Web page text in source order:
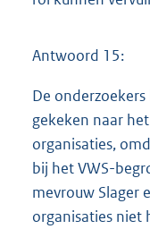
Antwoord 15:
De
gekeken naar
organisaties,
bij het VWS-
mevrouw Slager
organisaties niet